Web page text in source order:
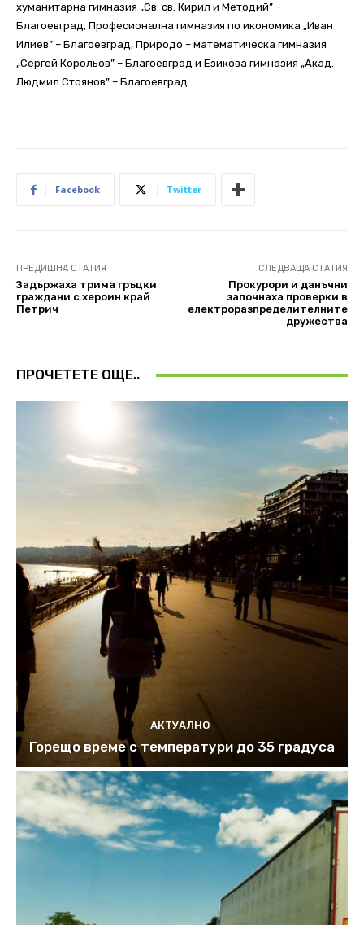
хуманитарна гимназия „Св. св. Кирил и Методий” –
Благоевград, Професионална гимназия по икономика „Иван
Илиев” – Благоевград, Природо – математическа гимназия
„Сергей Корольов” – Благоевград и Езикова гимназия „Акад.
Людмил Стоянов” – Благоевград.
Facebook Twitter
ПРЕДИШНА СТАТИЯ
Задържаха трима гръцки
граждани с хероин край
Петрич
СЛЕДВАЩА СТАТИЯ
Прокурори и данъчни
започнаха проверки в
електроразпределителните
дружества
ПРОЧЕТЕТЕ ОЩЕ..
АКТУАЛНО
Горещо време с температури до 35 градуса